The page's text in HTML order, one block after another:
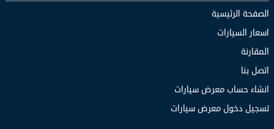
الصفحة الرئيسية
اسعار السيارات
المقارنة
اتصل بنا
انشاء حساب معرض سيارات
تسجيل دخول معرض سيارات